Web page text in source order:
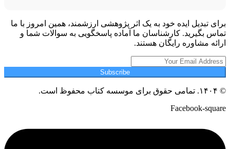
برای تبدیل ایده خود به یک اثر پژوهشی ارزشمند، همین امروز با ما
تماس بگیرید. کارشناسان ما آماده پاسخگویی به سوالات شما و
ارائه مشاوره رایگان هستند.
Subscribe
© ۱۴۰۴. تمامی حقوق برای موسسه کتاب محفوظ است.
Facebook-square